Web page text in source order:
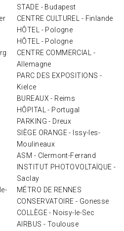
STADE - Budapest
CENTRE CULTUREL - Finlande
HÔTEL - Pologne
HÔTEL - Pologne
CENTRE COMMERCIAL -
Allemagne
PARC DES EXPOSITIONS -
Kielce
BUREAUX - Reims
HÔPITAL - Portugal
PARKING - Dreux
SIÈGE ORANGE - Issy-les-
Moulineaux
ASM - Clermont-Ferrand
INSTITUT PHOTOVOLTAÏQUE -
Saclay
MÉTRO DE RENNES
CONSERVATOIRE - Gonesse
COLLÈGE - Noisy-le-Sec
AIRBUS - Toulouse